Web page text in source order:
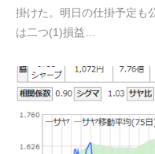
掛けた。明日の仕掛予定も
は二つ(1)損益…